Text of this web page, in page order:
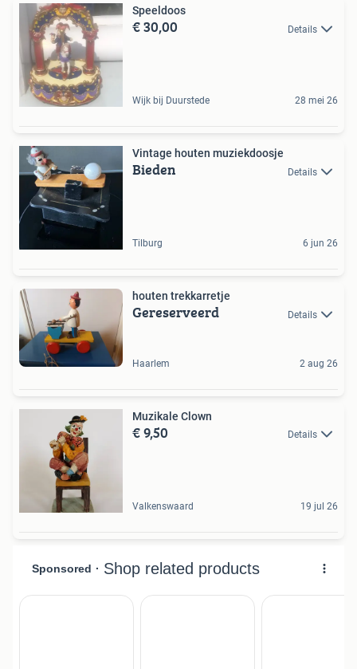
Speeldoos
€ 30,00 Details
Wijk bij Duurstede 28 mei 26
Vintage houten muziekdoosje
Bieden Details
Tilburg 6 jun 26
houten trekkarretje
Gereserveerd Details
Haarlem 2 aug 26
Muzikale Clown
€ 9,50 Details
Valkenswaard 19 jul 26